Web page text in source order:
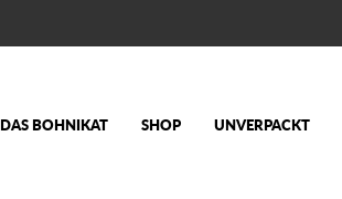
DAS BOHNIKAT SHOP UNVERPACKT